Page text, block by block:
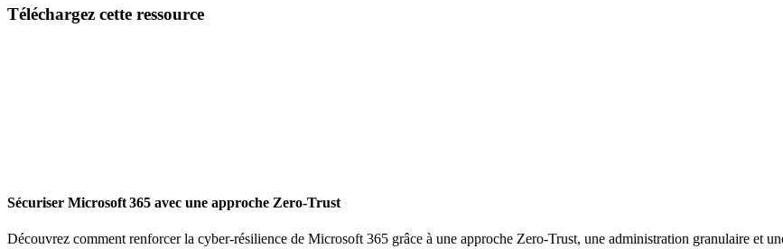
Téléchargez cette ressource
Sécuriser Microsoft 365 avec une approche Zero-Trust
Découvrez comment renforcer la cyber-résilience de Microsoft 365 grâce à une approche Zero-Trust, une administration granulaire et